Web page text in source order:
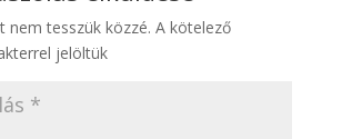
nem tesszük közzé. A kötelező
jelöltük